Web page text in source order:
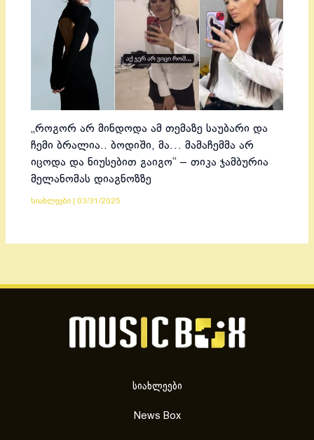
„როგორ არ მინდოდა ამ თემაზე საუბარი და
ჩემი ბრალია.. ბოდიში, მა… მამაჩემმა არ
იცოდა და ნიუსებით გაიგო“ – თიკა ჯამბურია
მელანომას დიაგნოზზე
სიახლეები 03/31/2025
სიახლეები
News Box